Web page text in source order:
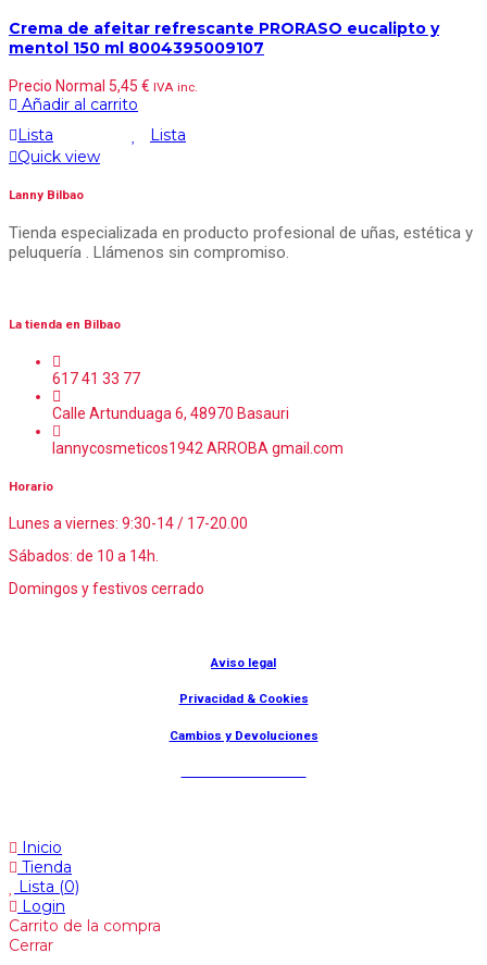
Crema de afeitar refrescante PRORASO eucalipto y
mentol 150 ml 8004395009107
Precio Normal 5,45 € IVA inc.
Añadir al carrito
Lista
Lista
Quick view
Lanny Bilbao
Tienda especializada en producto profesional de uñas, estética y
peluquería . Llámenos sin compromiso.
La tienda en Bilbao
617 41 33 77
Calle Artunduaga 6, 48970 Basauri
lannycosmeticos1942 ARROBA gmail.com
Horario
Lunes a viernes: 9:30-14 / 17-20.00
Sábados: de 10 a 14h.
Domingos y festivos cerrado
Aviso legal
Privacidad & Cookies
Cambios y Devoluciones
Inicio
Tienda
Lista (0)
Login
Carrito de la compra
Cerrar